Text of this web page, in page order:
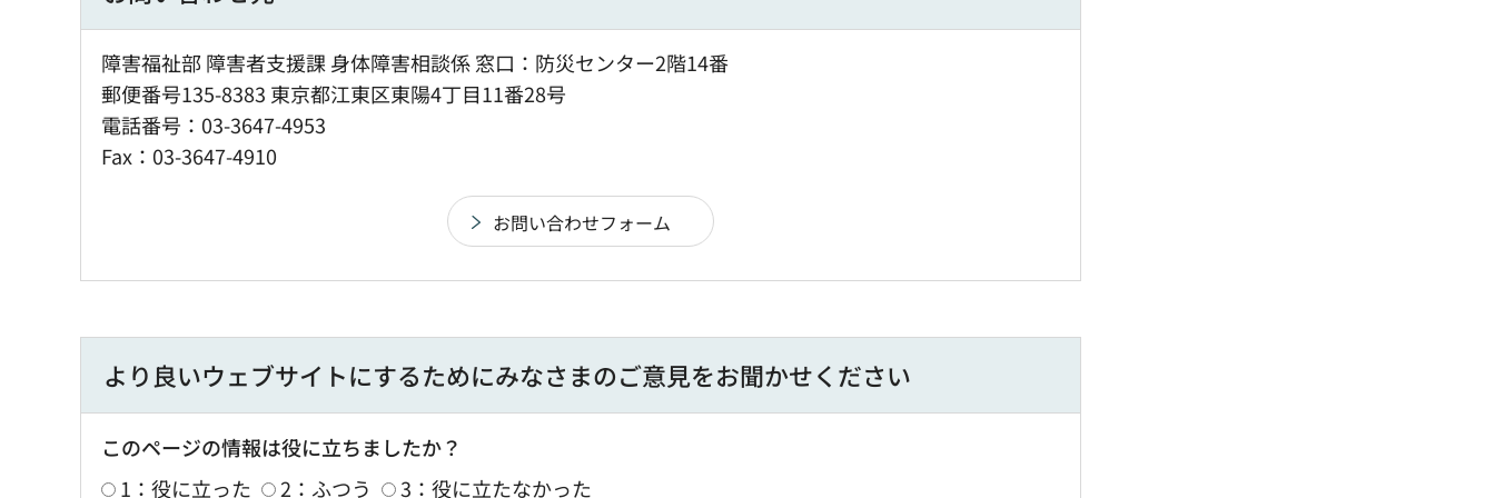
障害福祉部 障害者支援課 身体障害相談係 窓口：防災センター2階14番
郵便番号135-8383 東京都江東区東陽4丁目11番28号
電話番号：03-3647-4953
Fax：03-3647-4910
より良いウェブサイトにするためにみなさまのご意見をお聞かせください
このページの情報は役に立ちましたか？
1：役に立った
2：ふつう 3：役に立たなかった